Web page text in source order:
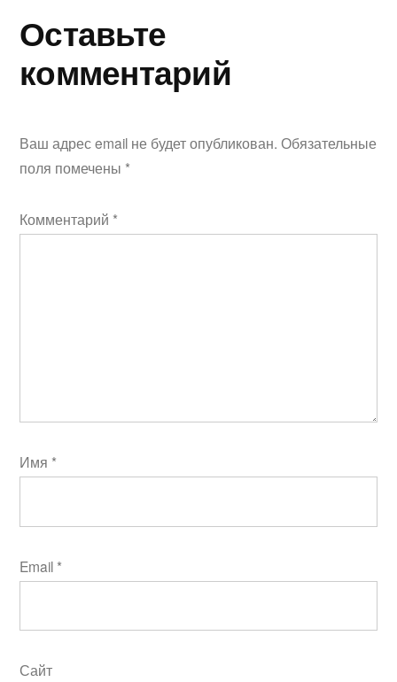
Оставьте
комментарий
Ваш адрес email не будет опубликован. Обязательные
поля помечены *
Комментарий *
Имя *
Email *
Сайт